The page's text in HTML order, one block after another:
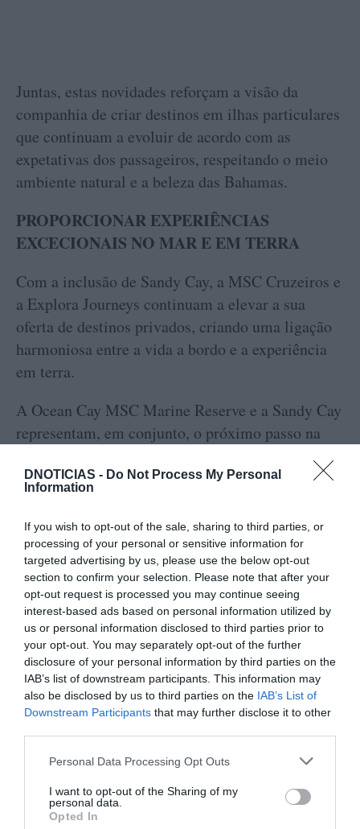
DNOTICIAS - Do Not Process My Personal
Information
If you wish to opt-out of the sale, sharing to third parties, or
processing of your personal or sensitive information for
targeted advertising by us, please use the below opt-out
section to confirm your selection. Please note that after your
opt-out request is processed you may continue seeing
interest-based ads based on personal information utilized by
us or personal information disclosed to third parties prior to
your opt-out. You may separately opt-out of the further
disclosure of your personal information by third parties on the
IAB’s list of downstream participants. This information may
also be disclosed by us to third parties on the IAB’s List of
Downstream Participants that may further disclose it to other
Please note that this website/app uses one or more Google
not limited to your visit or usage behaviour. You may click to
grant or deny consent to Google and its third-party tags to
use your data for below specified purposes in below Google
Personal Data Processing Opt Outs
I want to opt-out of the Sharing of my
personal data.
Opted In
Juntas, estas novidades reforçam a visão da
companhia de criar destinos em ilhas particulares
que continuam a evoluir de acordo com as
expetativas dos passageiros, respeitando o meio
ambiente natural e a beleza das Bahamas.
PROPORCIONAR EXPERIÊNCIAS
EXCECIONAIS NO MAR E EM TERRA
Com a inclusão de Sandy Cay, a MSC Cruzeiros e
a Explora Journeys continuam a elevar a sua
oferta de destinos privados, criando uma ligação
harmoniosa entre a vida a bordo e a experiência
em terra.
A Ocean Cay MSC Marine Reserve e a Sandy Cay
representam, em conjunto, o próximo passo na
visão da Divisão de Cruzeiros do MSC Group de
oferecer experiências de férias inesquecíveis,
profundo respeito pela natureza.
VIAGENS MSC GROUP
Comentários
Últimas
ROTEIRO
Mariano regressa ao Marginal e Summer Jam anima o
Jam este Sábado